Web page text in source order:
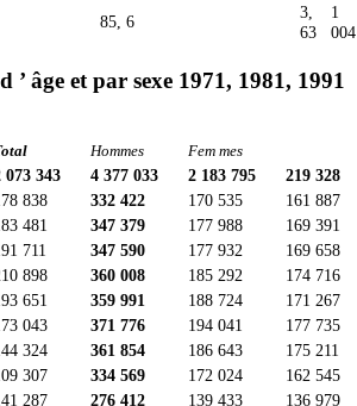
85, 6
3,
63
1
004
âge et par sexe 1971, 1981, 1991
Hommes Fem mes
073 343 4 377 033 2 183 795
219 328
838 332 422 170 535
161 887
481 347 379 177 988
169 391
711 347 590 177 932
169 658
898 360 008 185 292
174 716
651 359 991 188 724
171 267
043 371 776 194 041
177 735
324 361 854 186 643
175 211
307 334 569 172 024
162 545
287 276 412 139 433
136 979